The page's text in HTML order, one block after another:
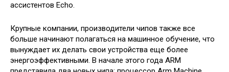
ассистентов Echo.
Крупные компании, производители чипов также все
больше начинают полагаться на машинное обучение, что
вынуждает их делать свои устройства еще более
энергоэффективными. В начале этого года ARM